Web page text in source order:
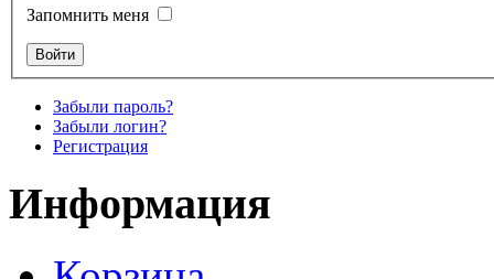
Запомнить меня
Забыли пароль?
Забыли логин?
Регистрация
Информация